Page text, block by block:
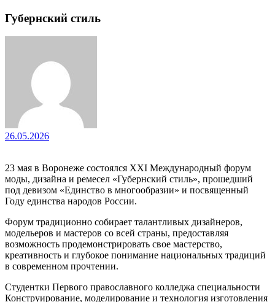
Губернский стиль
26.05.2026
23 мая в Воронеже состоялся XXI Международный форум
моды, дизайна и ремесел «Губернский стиль», прошедший
под девизом «Единство в многообразии» и посвященный
Году единства народов России.
Форум традиционно собирает талантливых дизайнеров,
модельеров и мастеров со всей страны, предоставляя
возможность продемонстрировать свое мастерство,
креативность и глубокое понимание национальных традиций
в современном прочтении.
Студентки Первого православного колледжа специальности
Конструирование, моделирование и технология изготовления